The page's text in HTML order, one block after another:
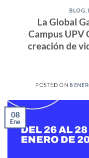
BLOG
La Global
Campus UPV
creación de
POSTED ON 8
08
Ene